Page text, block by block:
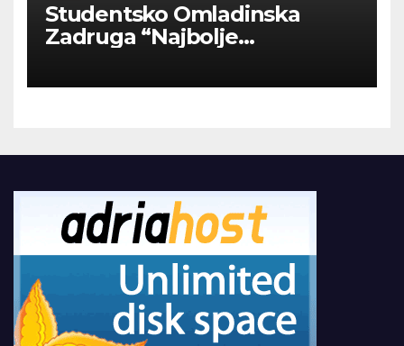
Studentsko Omladinska
Zadruga “Najbolje